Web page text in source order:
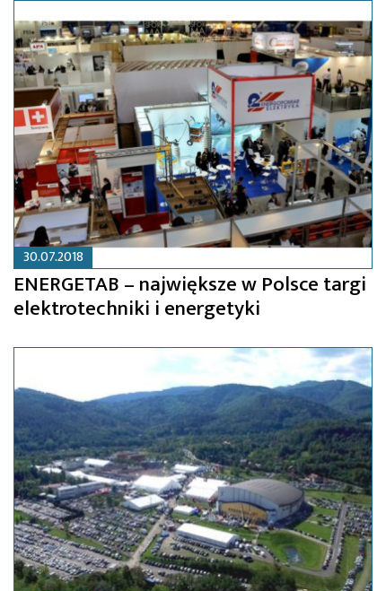
30.07.2018
ENERGETAB – największe w Polsce targi
elektrotechniki i energetyki